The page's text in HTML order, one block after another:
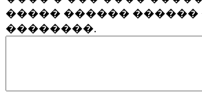
����� ������
��������.